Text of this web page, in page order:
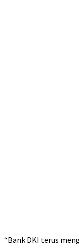
“Bank DKI terus